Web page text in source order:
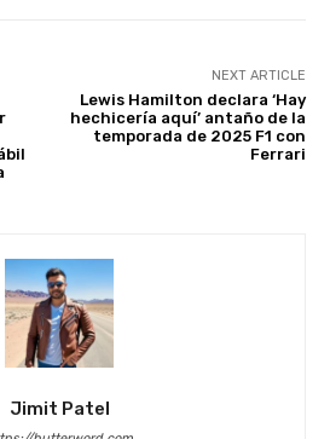
NEXT ARTICLE
Lewis Hamilton declara ‘Hay
hechicería aquí’ antaño de la
temporada de 2025 F1 con
Ferrari
Jimit Patel